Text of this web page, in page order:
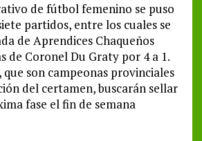
de fútbol femenino se puso
partidos, entre los cuales se
de Aprendices Chaqueños
de Coronel Du Graty por 4 a 1.
que son campeonas provinciales
del certamen, buscarán sellar
fase el fin de semana